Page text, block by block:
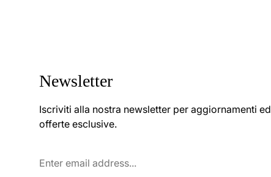
Newsletter
Iscriviti alla nostra newsletter per aggiornamenti ed
offerte esclusive.
email